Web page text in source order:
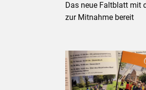
Das neue Faltblatt mit
zur Mitnahme bereit